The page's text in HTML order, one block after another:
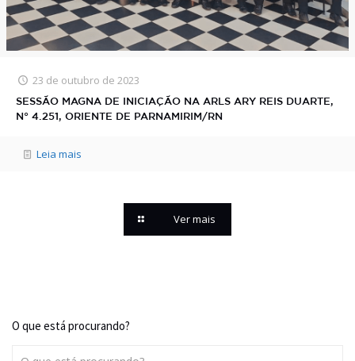
23 de outubro de 2023
SESSÃO MAGNA DE INICIAÇÃO NA ARLS ARY REIS DUARTE,
N° 4.251, ORIENTE DE PARNAMIRIM/RN
Leia mais
Ver mais
O que está procurando?